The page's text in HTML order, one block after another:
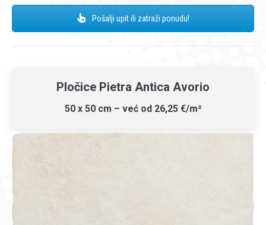
Pošalji upit ili zatraži ponudu!
Pločice Pietra Antica Avorio
50 x 50 cm – već od 26,25 €/m²